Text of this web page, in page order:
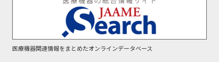
医療機器関連情報をまとめたオンラインデータベース